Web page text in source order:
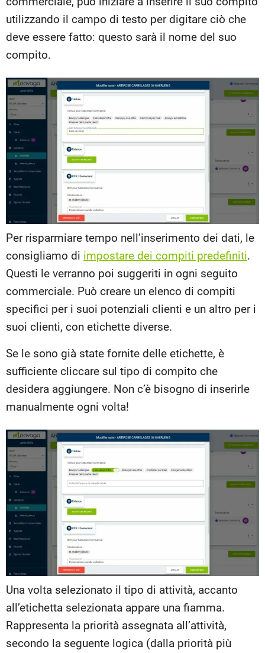
utilizzando il campo di testo per digitare ciò che
deve essere fatto: questo sarà il nome del suo
compito.
Per risparmiare tempo nell’inserimento dei dati, le
consigliamo di impostare dei compiti predefiniti.
Questi le verranno poi suggeriti in ogni seguito
commerciale. Può creare un elenco di compiti
specifici per i suoi potenziali clienti e un altro per i
suoi clienti, con etichette diverse.
Se le sono già state fornite delle etichette, è
sufficiente cliccare sul tipo di compito che
desidera aggiungere. Non c’è bisogno di inserirle
manualmente ogni volta!
Una volta selezionato il tipo di attività, accanto
all’etichetta selezionata appare una fiamma.
Rappresenta la priorità assegnata all’attività,
secondo la seguente logica (dalla priorità più